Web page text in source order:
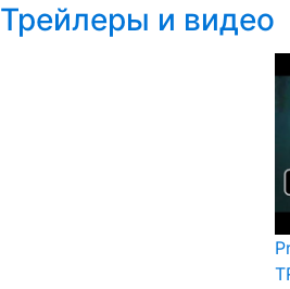
Трейлеры и видео